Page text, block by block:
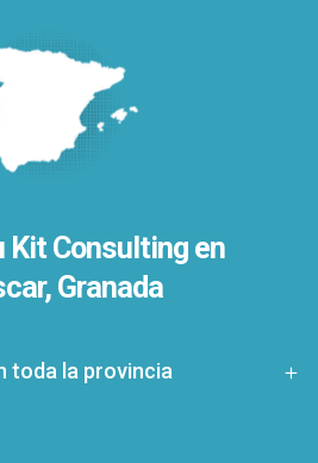
Kit Consulting en
Granada
toda la provincia